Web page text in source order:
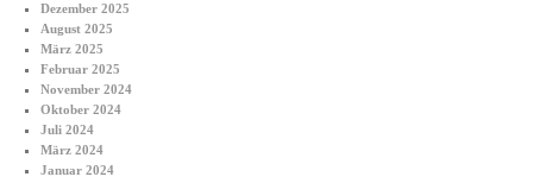
Dezember 2025
August 2025
März 2025
Februar 2025
November 2024
Oktober 2024
Juli 2024
März 2024
Januar 2024